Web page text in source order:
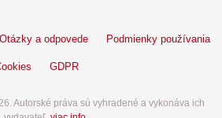
Otázky a odpovede Podmienky používania
GDPR
Autorské práva sú vyhradené a vykonáva ich